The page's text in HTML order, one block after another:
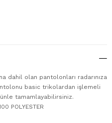
dahil olan pantolonları radarınıza
basic trikolardan işlemeli
tamamlayabilirsiniz.
POLYESTER